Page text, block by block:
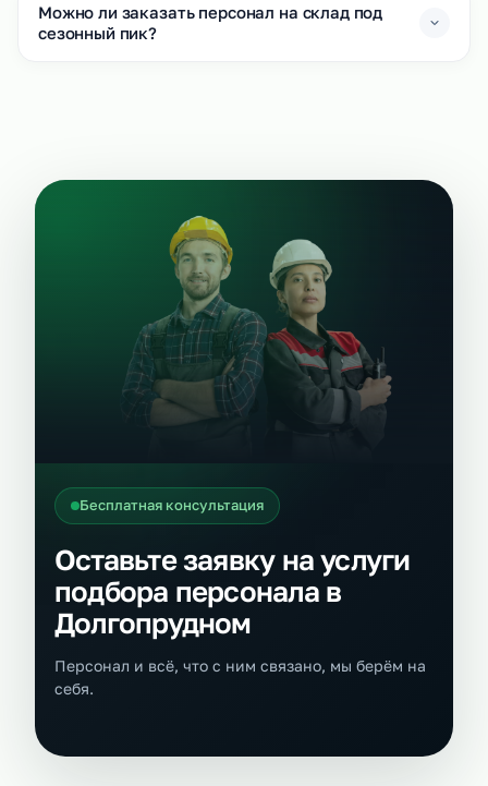
Можно ли заказать персонал на склад под
сезонный пик?
Бесплатная консультация
Оставьте заявку на услуги
подбора персонала в
Долгопрудном
Персонал и всё, что с ним связано, мы берём на
себя.